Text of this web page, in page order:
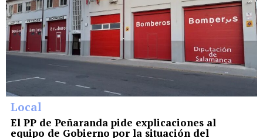
Local
El PP de Peñaranda pide explicaciones al
equipo de Gobierno por la situación del